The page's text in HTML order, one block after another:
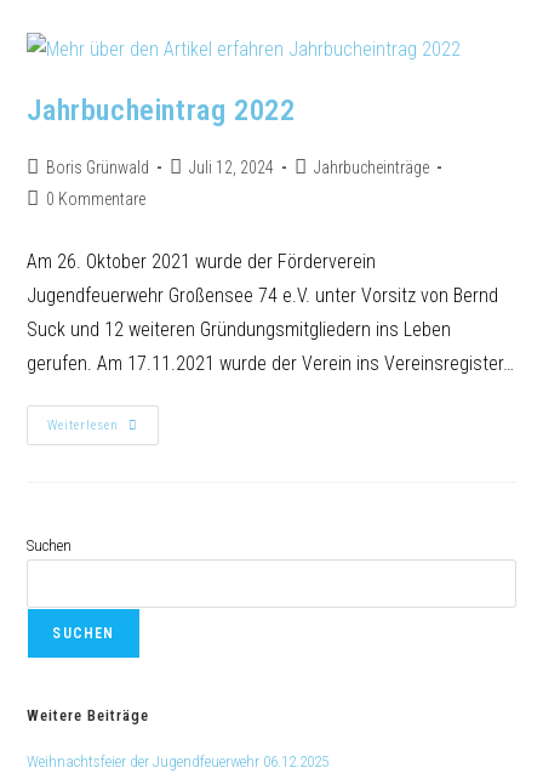
Jahrbucheintrag 2022
Boris Grünwald Juli 12, 2024
Jahrbucheinträge
0 Kommentare
Am 26. Oktober 2021 wurde der Förderverein
Jugendfeuerwehr Großensee 74 e.V. unter Vorsitz von Bernd
Suck und 12 weiteren Gründungsmitgliedern ins Leben
gerufen. Am 17.11.2021 wurde der Verein ins Vereinsregister…
Weiterlesen
Suchen
SUCHEN
Weitere Beiträge
Weihnachtsfeier der Jugendfeuerwehr 06.12.2025